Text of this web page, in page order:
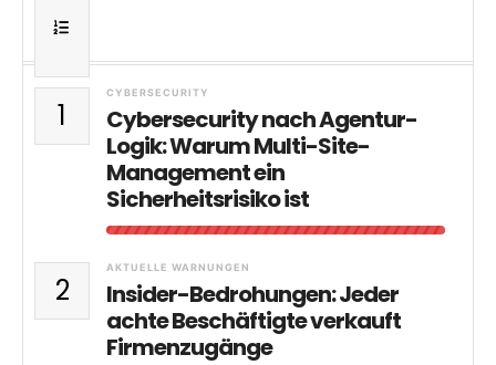
1
CYBERSECURITY
Cybersecurity nach Agentur-
Logik: Warum Multi-Site-
Management ein
Sicherheitsrisiko ist
2
AKTUELLE WARNUNGEN
Insider-Bedrohungen: Jeder
achte Beschäftigte verkauft
Firmenzugänge